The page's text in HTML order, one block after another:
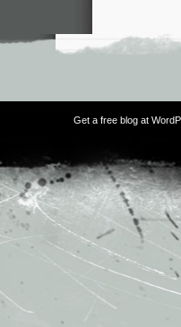
Get a free blog at